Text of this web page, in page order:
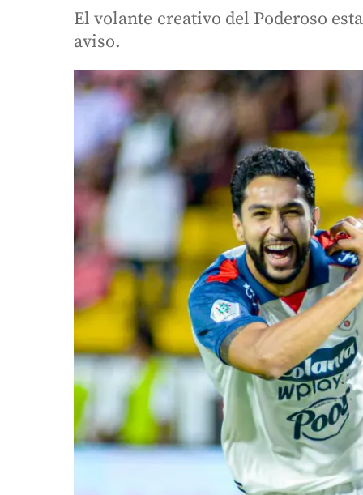
El volante creativo del Poderoso
aviso.